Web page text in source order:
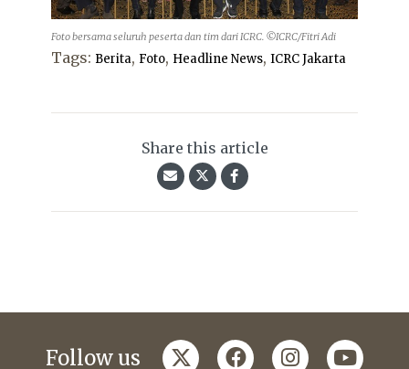
Foto bersama seluruh peserta dan tim dari ICRC. ©ICRC/Fitri Adi
Tags: Berita, Foto, Headline News, ICRC Jakarta
Share this article
Follow us twitterfacebookinstagramyoutube